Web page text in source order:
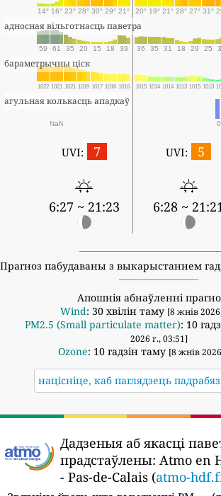
14° 16° 23° 28° 30° 29° 21° 20° 19° 21° 28° 27° 31°
адносная вільготнасць паветра
59 61 35 20 15 18 39 36 35 31 18 29 25
бараметрычны ціск
1022 1021 1021 1019 1017 1016 1016 1015 1014 1014 1013 1015 1013
агульная колькасць ападкаў
NaN
UVI: 7
6:27 ~ 21:23
UVI: 5
6:28 ~ 21:21
Прагноз пабудаваны з выкарыстаннем
Апошнія абнаўленні
Wind: 30 хвілін таму [8 жнів
PM2.5 (Small particulate matter): 10
2026 г., 03:51]
Ozone: 10 гадзін таму [8 жнів
націсніце, каб паглядзець
Дадзеныя аб якасці
прадстаўлены: Atmo en
- Pas-de-Calais (atmo-